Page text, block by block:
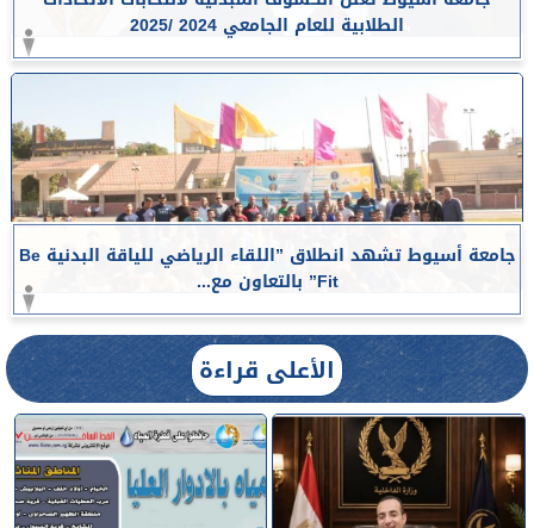
الطلابية للعام الجامعي 2024 /2025
جامعة أسيوط تشهد انطلاق ”اللقاء الرياضي للياقة البدنية Be
Fit” بالتعاون مع...
الأعلى قراءة